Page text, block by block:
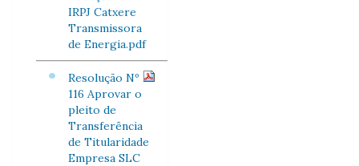
IRPJ Catxere
Transmissora
de Energia.pdf
Resolução Nº
116 Aprovar o
pleito de
Transferência
de Titularidade
Empresa SLC